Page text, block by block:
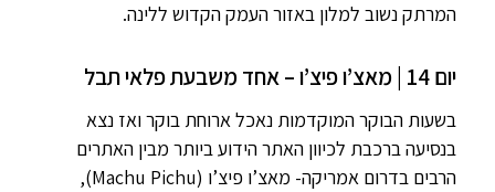
המרתק נשוב למלון באזור העמק הקדוש ללינה.
יום 14 | מאצ’ו פיצ’ו – אחד משבעת פלאי תבל
בשעות הבוקר המוקדמות נאכל ארוחת בוקר ואז נצא
בנסיעה ברכבת לכיוון האתר הידוע ביותר מבין האתרים
הרבים בדרום אמריקה- מאצ’ו פיצ’ו (Machu Pichu),